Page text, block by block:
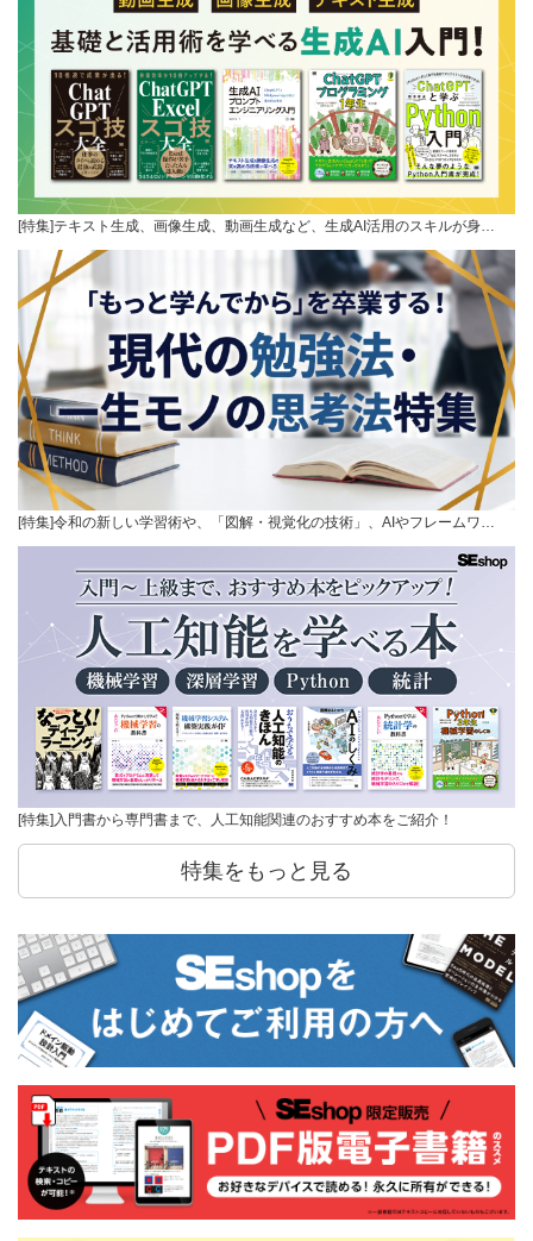
[特集]テキスト生成、画像生成、動画生成など、生成AI活用のスキルが身…
[特集]令和の新しい学習術や、「図解・視覚化の技術」、AIやフレームワ…
[特集]入門書から専門書まで、人工知能関連のおすすめ本をご紹介！
特集をもっと見る